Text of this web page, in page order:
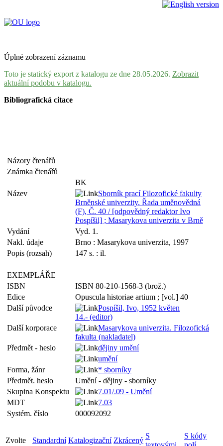
Úplné zobrazení záznamu
Toto je statický export z katalogu ze dne 28.05.2026. Zobrazit
aktuální podobu v katalogu.
Bibliografická citace
Názory čtenářů
Známka čtenářů
BK
Název
Sborník prací Filozofické fakulty
Brněnské univerzity. Řada uměnovědná
(F), Č. 40 / [odpovědný redaktor Ivo
Pospíšil] ; Masarykova univerzita v Brně
Vydání
Vyd. 1.
Nakl. údaje
Brno : Masarykova univerzita, 1997
Popis (rozsah)
147 s. : il.
EXEMPLÁŘE
ISBN
ISBN 80-210-1568-3 (brož.)
Edice
Opuscula historiae artium ; [vol.] 40
Další původce
Pospíšil, Ivo, 1952 květen
14.- (editor)
Další korporace
Masarykova univerzita. Filozofická
fakulta (nakladatel)
Předmět - heslo
dějiny umění
umění
Forma, žánr
* sborníky
Předmět. heslo
Umění - dějiny - sborníky
Skupina Konspektu
7.01/.09 - Umění
MDT
7.03
Systém. číslo
000092092
Zvolte
Standardní Katalogizační Zkrácený
S
S kódy